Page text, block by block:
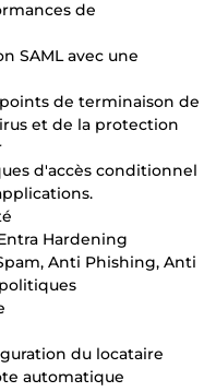
de
SAML avec une
de terminaison de
et de la protection
d'accès conditionnel
Hardening
Anti Phishing, Anti
du locataire
automatique